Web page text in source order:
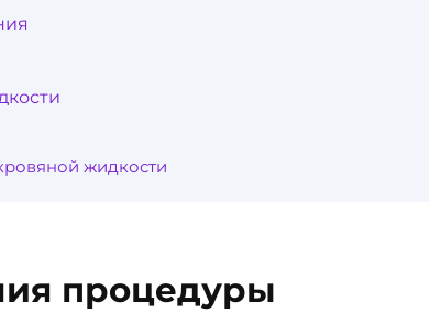
жидкости
процедуры